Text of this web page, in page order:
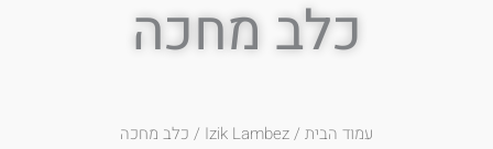
כלב מחכה
עמוד הבית/
Izik Lambez/ כלב מחכה